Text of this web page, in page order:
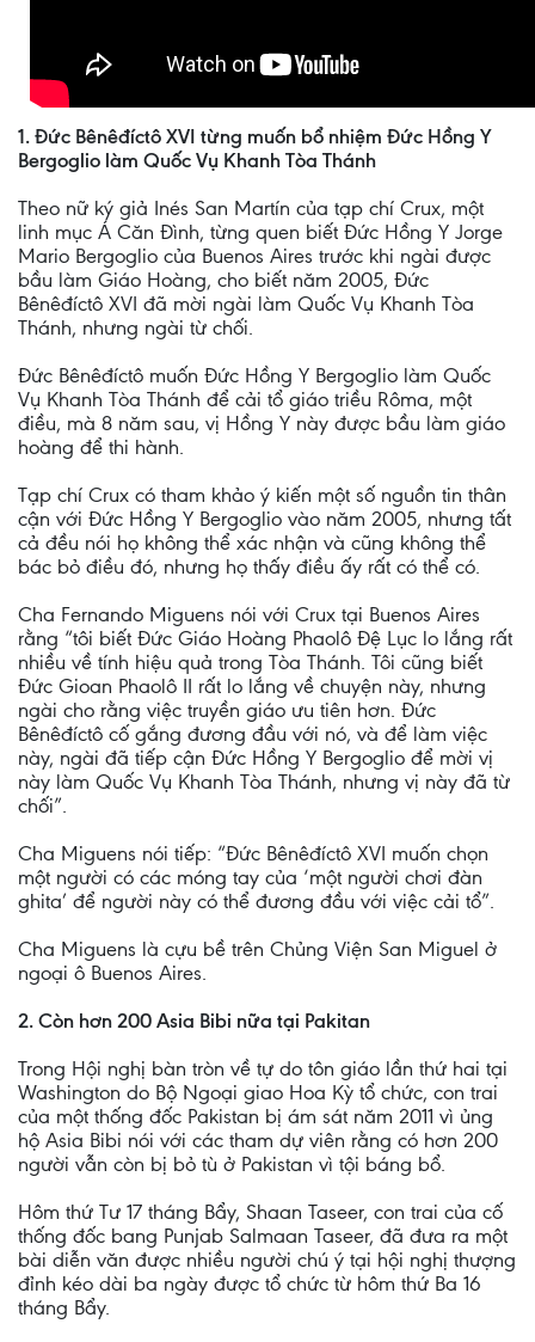
1. Đức Bênêđíctô XVI từng muốn bổ nhiệm Đức Hồng Y
Bergoglio làm Quốc Vụ Khanh Tòa Thánh
Theo nữ ký giả Inés San Martín của tạp chí Crux, một
linh mục Á Căn Đình, từng quen biết Đức Hồng Y Jorge
Mario Bergoglio của Buenos Aires trước khi ngài được
bầu làm Giáo Hoàng, cho biết năm 2005, Đức
Bênêđíctô XVI đã mời ngài làm Quốc Vụ Khanh Tòa
Thánh, nhưng ngài từ chối.
Đức Bênêđíctô muốn Đức Hồng Y Bergoglio làm Quốc
Vụ Khanh Tòa Thánh để cải tổ giáo triều Rôma, một
điều, mà 8 năm sau, vị Hồng Y này được bầu làm giáo
hoàng để thi hành.
Tạp chí Crux có tham khảo ý kiến một số nguồn tin thân
cận với Đức Hồng Y Bergoglio vào năm 2005, nhưng tất
cả đều nói họ không thể xác nhận và cũng không thể
bác bỏ điều đó, nhưng họ thấy điều ấy rất có thể có.
Cha Fernando Miguens nói với Crux tại Buenos Aires
rằng “tôi biết Đức Giáo Hoàng Phaolô Đệ Lục lo lắng rất
nhiều về tính hiệu quả trong Tòa Thánh. Tôi cũng biết
Đức Gioan Phaolô II rất lo lắng về chuyện này, nhưng
ngài cho rằng việc truyền giáo ưu tiên hơn. Đức
Bênêđíctô cố gắng đương đầu với nó, và để làm việc
này, ngài đã tiếp cận Đức Hồng Y Bergoglio để mời vị
này làm Quốc Vụ Khanh Tòa Thánh, nhưng vị này đã từ
chối”.
Cha Miguens nói tiếp: “Đức Bênêđíctô XVI muốn chọn
một người có các móng tay của ‘một người chơi đàn
ghita’ để người này có thể đương đầu với việc cải tổ”.
Cha Miguens là cựu bề trên Chủng Viện San Miguel ở
ngoại ô Buenos Aires.
2. Còn hơn 200 Asia Bibi nữa tại Pakitan
Trong Hội nghị bàn tròn về tự do tôn giáo lần thứ hai tại
Washington do Bộ Ngoại giao Hoa Kỳ tổ chức, con trai
của một thống đốc Pakistan bị ám sát năm 2011 vì ủng
hộ Asia Bibi nói với các tham dự viên rằng có hơn 200
người vẫn còn bị bỏ tù ở Pakistan vì tội báng bổ.
Hôm thứ Tư 17 tháng Bẩy, Shaan Taseer, con trai của cố
thống đốc bang Punjab Salmaan Taseer, đã đưa ra một
bài diễn văn được nhiều người chú ý tại hội nghị thượng
đỉnh kéo dài ba ngày được tổ chức từ hôm thứ Ba 16
tháng Bẩy.